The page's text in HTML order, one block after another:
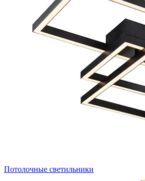
Потолочные светильники